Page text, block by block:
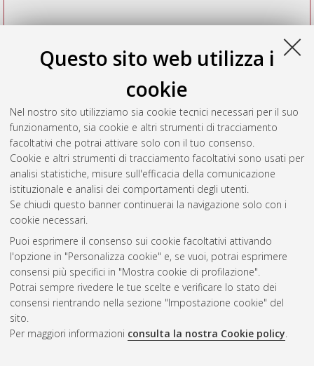
Questo sito web utilizza i
cookie
Nel nostro sito utilizziamo sia cookie tecnici necessari per il suo
funzionamento, sia cookie e altri strumenti di tracciamento
facoltativi che potrai attivare solo con il tuo consenso.
Cookie e altri strumenti di tracciamento facoltativi sono usati per
analisi statistiche, misure sull'efficacia della comunicazione
istituzionale e analisi dei comportamenti degli utenti.
Se chiudi questo banner continuerai la navigazione solo con i
cookie necessari.
Puoi esprimere il consenso sui cookie facoltativi attivando
l'opzione in "Personalizza cookie" e, se vuoi, potrai esprimere
consensi più specifici in "Mostra cookie di profilazione".
Potrai sempre rivedere le tue scelte e verificare lo stato dei
consensi rientrando nella sezione "Impostazione cookie" del
sito.
Per maggiori informazioni consulta la nostra Cookie policy.
Vedi altre statistiche
Gestione del documento:
Atom
Rss
AMS Acta
ISSN: 2038-7954
re3data.org -
doi.org/10.17616/R3P19R
Servizio implementato e
Impostazioni Cookie